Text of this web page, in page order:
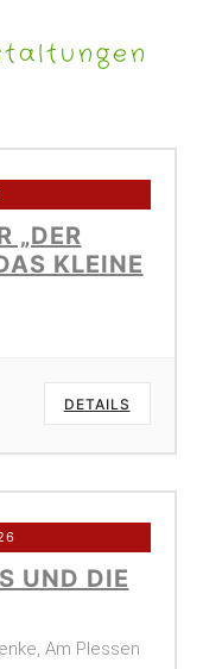
„DER
KLEINE
DETAILS
UND DIE
Am Plessen